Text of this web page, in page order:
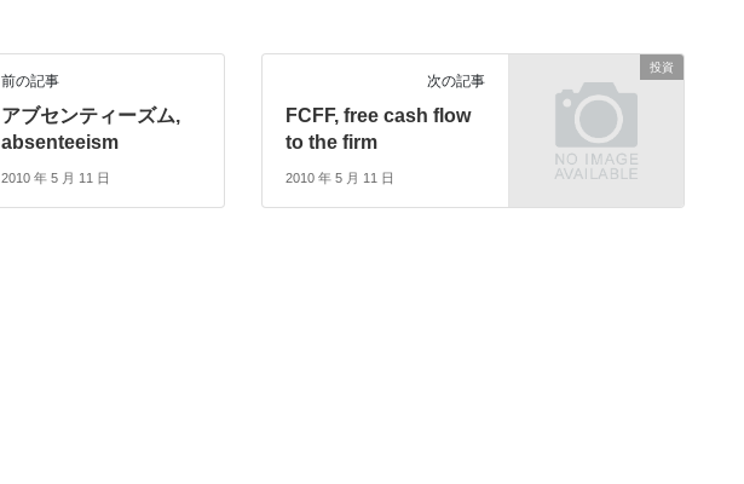
前の記事
アブセンティーズム,
absenteeism
2010 年 5 月 11 日
投資
次の記事
FCFF, free cash flow
to the firm
2010 年 5 月 11 日